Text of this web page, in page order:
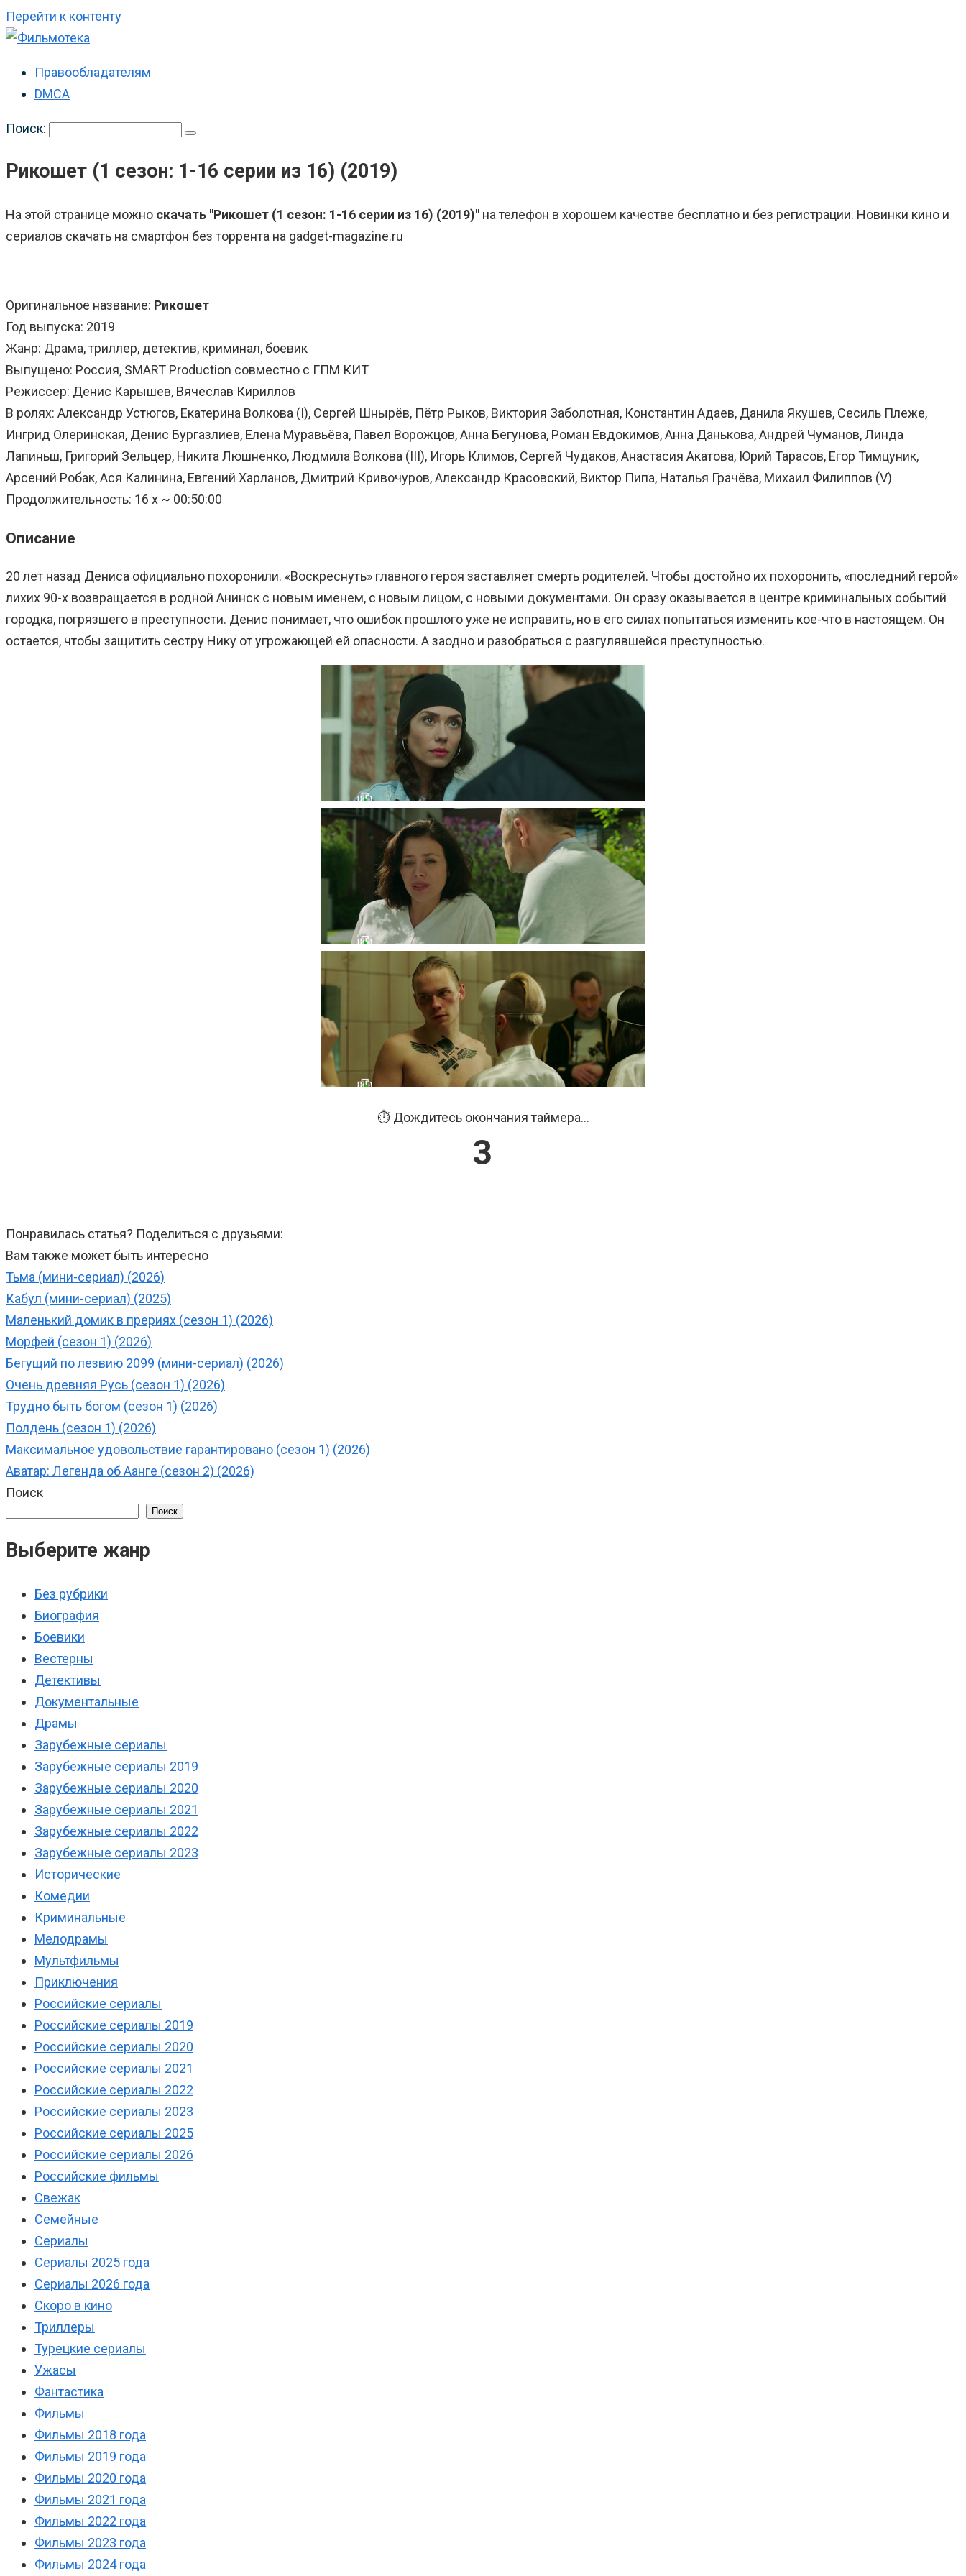
Перейти к контенту
Правообладателям
DMCA
Поиск:
Рикошет (1 сезон: 1-16 серии из 16) (2019)
На этой странице можно скачать "Рикошет (1 сезон: 1-16 серии из 16) (2019)" на телефон в хорошем качестве бесплатно и без регистрации. Новинки кино и
сериалов скачать на смартфон без торрента на gadget-magazine.ru
Оригинальное название: Рикошет
Год выпуска: 2019
Жанр: Драма, триллер, детектив, криминал, боевик
Выпущено: Россия, SMART Production совместно с ГПМ КИТ
Режиссер: Денис Карышев, Вячеслав Кириллов
В ролях: Александр Устюгов, Екатерина Волкова (I), Сергей Шнырёв, Пётр Рыков, Виктория Заболотная, Константин Адаев, Данила Якушев, Сесиль Плеже,
Ингрид Олеринская, Денис Бургазлиев, Елена Муравьёва, Павел Ворожцов, Анна Бегунова, Роман Евдокимов, Анна Данькова, Андрей Чуманов, Линда
Лапиньш, Григорий Зельцер, Никита Люшненко, Людмила Волкова (III), Игорь Климов, Сергей Чудаков, Анастасия Акатова, Юрий Тарасов, Егор Тимцуник,
Арсений Робак, Ася Калинина, Евгений Харланов, Дмитрий Кривочуров, Александр Красовский, Виктор Пипа, Наталья Грачёва, Михаил Филиппов (V)
Продолжительность: 16 х ~ 00:50:00
Описание
20 лет назад Дениса официально похоронили. «Воскреснуть» главного героя заставляет смерть родителей. Чтобы достойно их похоронить, «последний герой»
лихих 90-х возвращается в родной Анинск с новым именем, с новым лицом, с новыми документами. Он сразу оказывается в центре криминальных событий
городка, погрязшего в преступности. Денис понимает, что ошибок прошлого уже не исправить, но в его силах попытаться изменить кое-что в настоящем. Он
остается, чтобы защитить сестру Нику от угрожающей ей опасности. А заодно и разобраться с разгулявшейся преступностью.
⏱️ Дождитесь окончания таймера...
2
Понравилась статья? Поделиться с друзьями:
Вам также может быть интересно
Тьма (мини-сериал) (2026)
Кабул (мини-сериал) (2025)
Маленький домик в прериях (сезон 1) (2026)
Морфей (сезон 1) (2026)
Бегущий по лезвию 2099 (мини-сериал) (2026)
Очень древняя Русь (сезон 1) (2026)
Трудно быть богом (сезон 1) (2026)
Полдень (сезон 1) (2026)
Максимальное удовольствие гарантировано (сезон 1) (2026)
Аватар: Легенда об Аанге (сезон 2) (2026)
Поиск
Поиск
Выберите жанр
Без рубрики
Биография
Боевики
Вестерны
Детективы
Документальные
Драмы
Зарубежные сериалы
Зарубежные сериалы 2019
Зарубежные сериалы 2020
Зарубежные сериалы 2021
Зарубежные сериалы 2022
Зарубежные сериалы 2023
Исторические
Комедии
Криминальные
Мелодрамы
Мультфильмы
Приключения
Российские сериалы
Российские сериалы 2019
Российские сериалы 2020
Российские сериалы 2021
Российские сериалы 2022
Российские сериалы 2023
Российские сериалы 2025
Российские сериалы 2026
Российские фильмы
Свежак
Семейные
Сериалы
Сериалы 2025 года
Сериалы 2026 года
Скоро в кино
Триллеры
Турецкие сериалы
Ужасы
Фантастика
Фильмы
Фильмы 2018 года
Фильмы 2019 года
Фильмы 2020 года
Фильмы 2021 года
Фильмы 2022 года
Фильмы 2023 года
Фильмы 2024 года